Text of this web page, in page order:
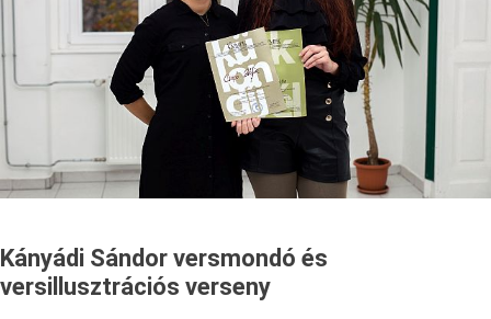
Kányádi Sándor versmondó és
versillusztrációs verseny